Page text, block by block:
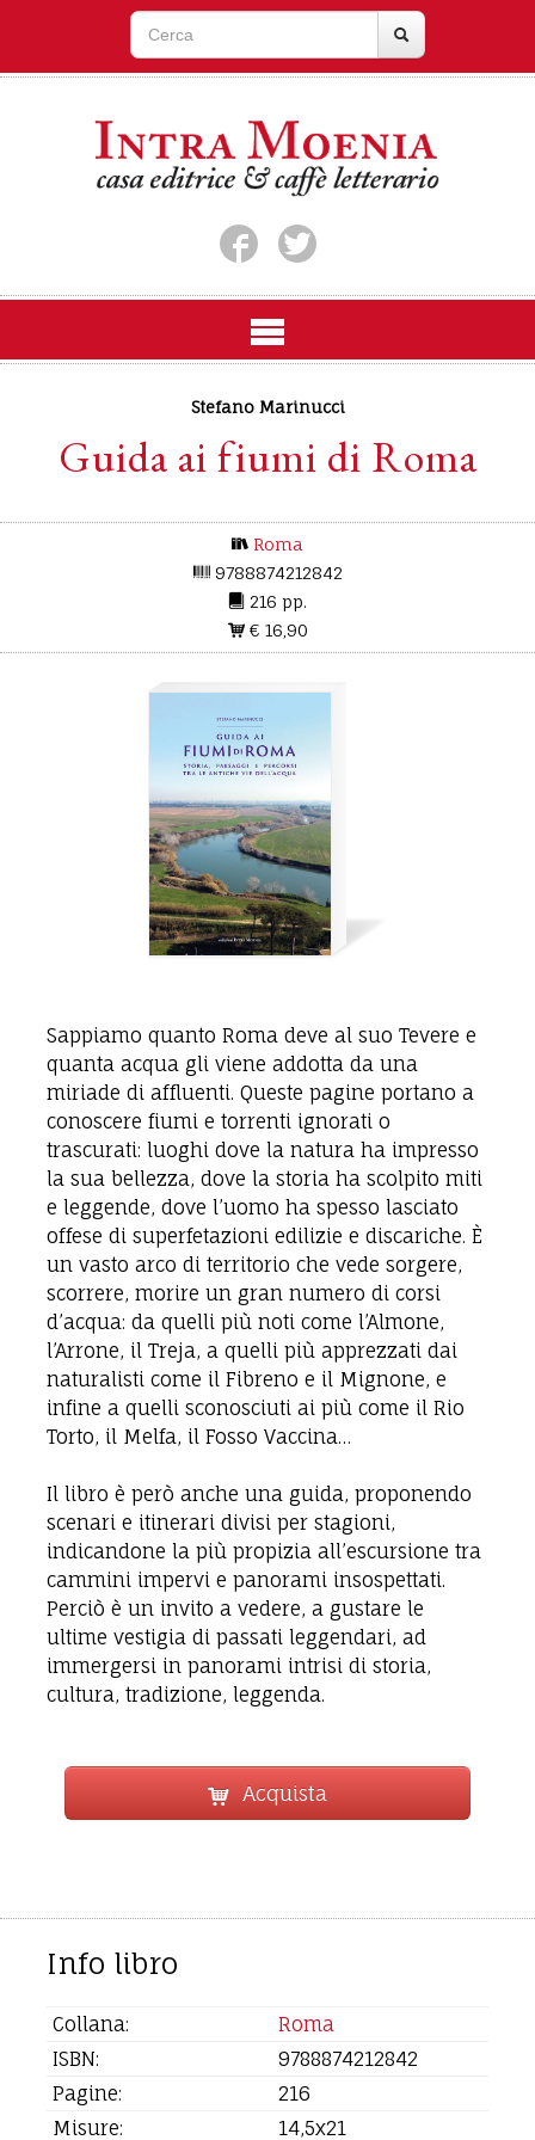
Stefano Marinucci
Guida ai fiumi di Roma
Roma
9788874212842
216 pp.
€ 16,90
Sappiamo quanto Roma deve al suo Tevere e
quanta acqua gli viene addotta da una
miriade di affluenti. Queste pagine portano a
conoscere fiumi e torrenti ignorati o
trascurati: luoghi dove la natura ha impresso
la sua bellezza, dove la storia ha scolpito miti
e leggende, dove l’uomo ha spesso lasciato
offese di superfetazioni edilizie e discariche. È
un vasto arco di territorio che vede sorgere,
scorrere, morire un gran numero di corsi
d’acqua: da quelli più noti come l’Almone,
l’Arrone, il Treja, a quelli più apprezzati dai
naturalisti come il Fibreno e il Mignone, e
infine a quelli sconosciuti ai più come il Rio
Torto, il Melfa, il Fosso Vaccina…
Il libro è però anche una guida, proponendo
scenari e itinerari divisi per stagioni,
indicandone la più propizia all’escursione tra
cammini impervi e panorami insospettati.
Perciò è un invito a vedere, a gustare le
ultime vestigia di passati leggendari, ad
immergersi in panorami intrisi di storia,
cultura, tradizione, leggenda.
Acquista
Info libro
Collana:
Roma
ISBN:
9788874212842
Pagine:
216
Misure:
14,5x21